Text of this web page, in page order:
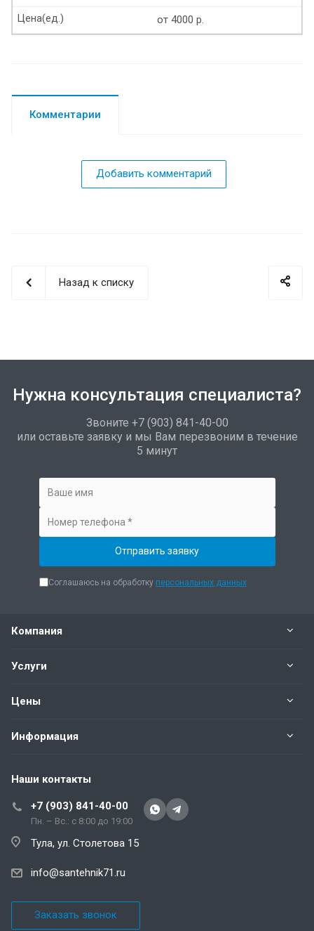
от 4000 р.
Цена(ед.)
Комментарии
Добавить комментарий
Назад к списку
Нужна консультация специалиста?
Звоните +7 (903) 841-40-00
или оставьте заявку и мы Вам перезвоним в течение
5 минут
Соглашаюсь на обработку персональных данных
Компания
Услуги
Цены
Информация
Наши контакты
+7 (903) 841-40-00
Пн. – Вс.: с 8:00 до 19:00
Тула, ул. Столетова 15
info@santehnik71.ru
Заказать звонок